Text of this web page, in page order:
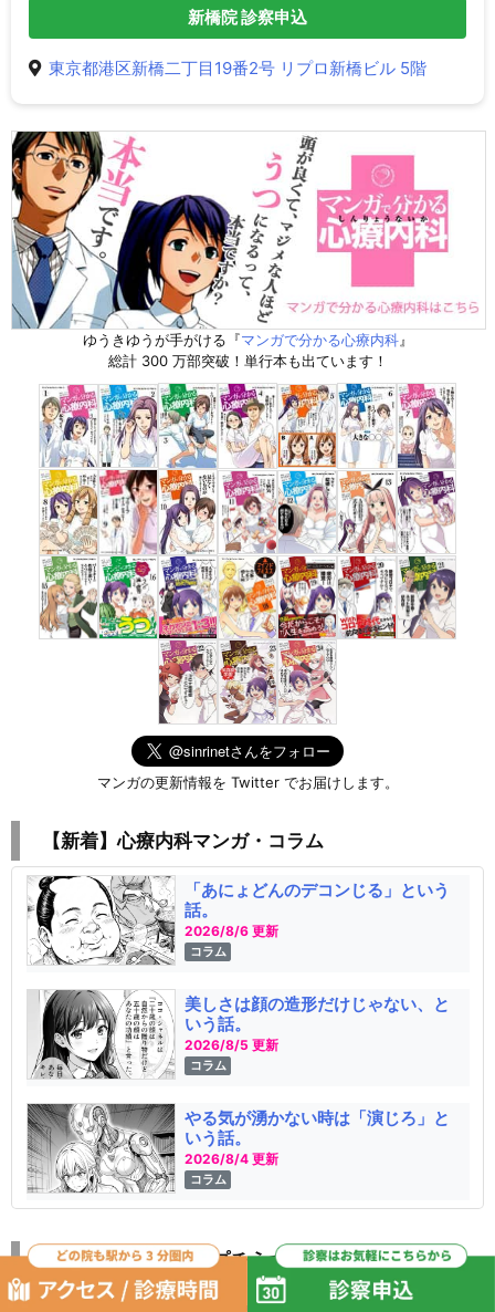
新橋院 診察申込
東京都港区新橋二丁目19番2号 リプロ新橋ビル 5階
ゆうきゆうが手がける『マンガで分かる心療内科』
総計 300 万部突破！単行本も出ています！
マンガの更新情報を Twitter でお届けします。
【新着】心療内科マンガ・コラム
「あにょどんのデコンじる」という
話。
2026/8/6 更新
コラム
美しさは顔の造形だけじゃない、と
いう話。
2026/8/5 更新
コラム
やる気が湧かない時は「演じろ」と
いう話。
2026/8/4 更新
コラム
うつをラクにする「プチうつ」マンガ